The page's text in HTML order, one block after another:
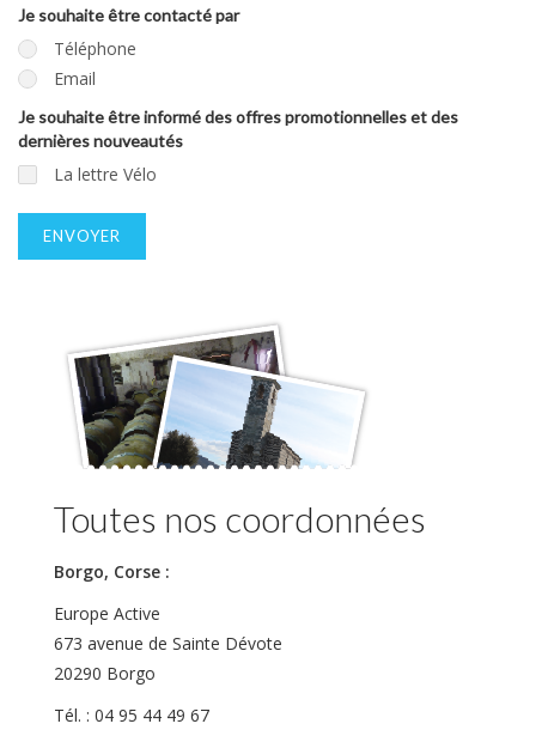
Je souhaite être contacté par
Téléphone
Email
Je souhaite être informé des offres promotionnelles et des
dernières nouveautés
La lettre Vélo
ENVOYER
Toutes nos coordonnées
Borgo, Corse :
Europe Active
673 avenue de Sainte Dévote
20290 Borgo
Tél. : 04 95 44 49 67